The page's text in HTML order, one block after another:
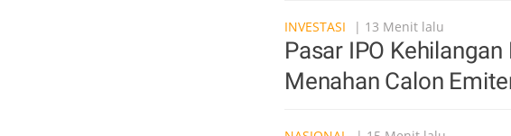
INVESTASI | 13 Menit lalu
Pasar IPO
Menahan Calon